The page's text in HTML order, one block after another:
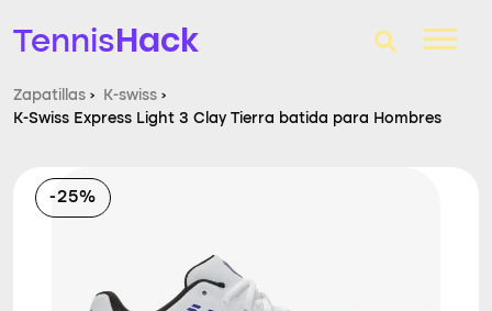
TennisHack
T-Finder
Raquetas de tenis
Comparador
Zapatillas › K-swiss ›
K-Swiss Express Light 3 Clay Tierra batida para Hombres
-25%